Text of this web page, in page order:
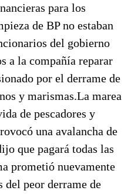
para los
de BP no estaban
del gobierno
a la compañía reparar
por el derrame de
y marismas.La marea
de pescadores y
una avalancha de
que pagará todas las
prometió nuevamente
del peor derrame de